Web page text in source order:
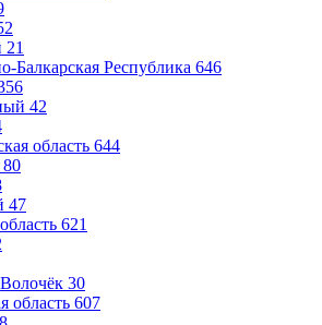
21
Балкарская Республика 646
42
область 644
80
47
621
30
область 607